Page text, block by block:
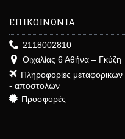
ΕΠΙΚΟΙΝΩΝΙΑ
2118002810
Οιχαλίας 6 Αθήνα – Γκύζη
Πληροφορίες μεταφορικών
- αποστολών
Προσφορές